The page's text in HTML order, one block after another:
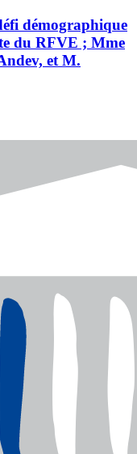
démographique
du RFVE ; Mme
et M.